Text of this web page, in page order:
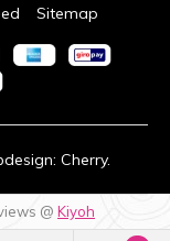
Cherry.
Sitemap
@ Kiyoh